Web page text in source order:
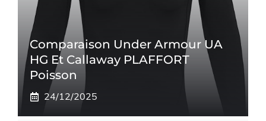
Comparaison Under Armour UA
HG Et Callaway PLAFFORT
Poisson
24/12/2025